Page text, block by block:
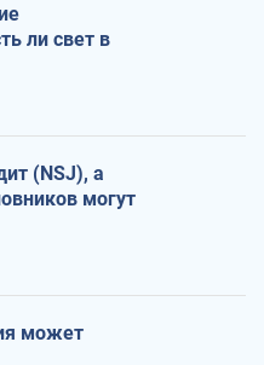
ли свет в
(NSJ), а
могут
может